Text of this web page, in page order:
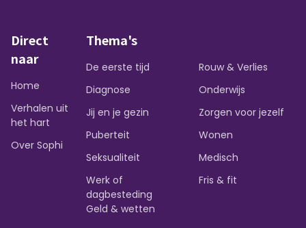
Direct
naar
Home
Verhalen uit
het hart
Over Sophi
Thema's
De eerste tijd
Diagnose
Jij en je gezin
Puberteit
Seksualiteit
Werk of
dagbesteding
Rouw & Verlies
Onderwijs
Zorgen voor jezelf
Wonen
Medisch
Fris & fit
Geld & wetten